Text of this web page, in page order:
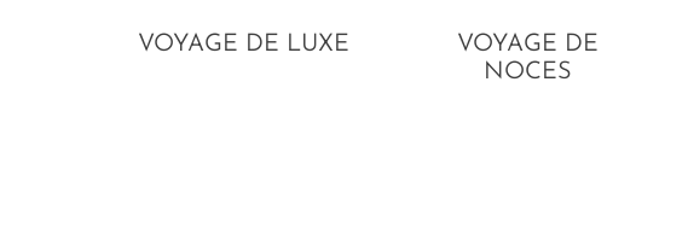
VOYAGE DE LUXE
VOYAGE DE
NOCES